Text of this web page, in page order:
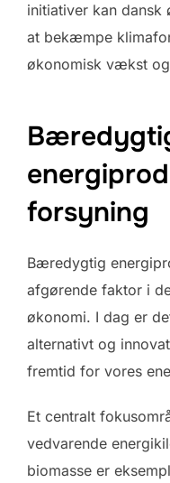
initiativer kan dansk
at bekæmpe
økonomisk vækst
forsyning
Bæredygtig
afgørende faktor i
økonomi. I dag er
alternativt og
fremtid for vores
Et centralt
vedvarende
biomasse er